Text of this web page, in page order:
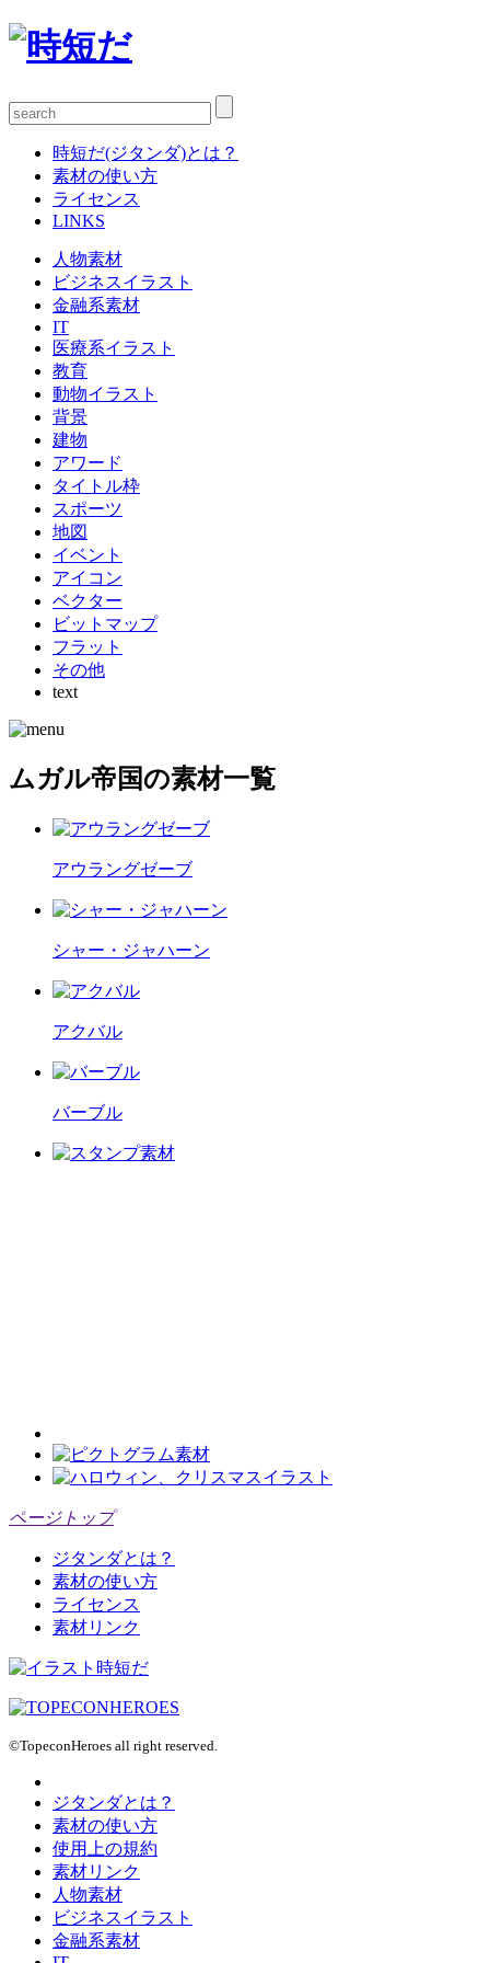
時短だ(ジタンダ)とは？
素材の使い方
ライセンス
LINKS
人物素材
ビジネスイラスト
金融系素材
IT
医療系イラスト
教育
動物イラスト
背景
建物
アワード
タイトル枠
スポーツ
地図
イベント
アイコン
ベクター
ビットマップ
フラット
その他
text
ムガル帝国の素材一覧
アウラングゼーブ
シャー・ジャハーン
アクバル
バーブル
ページトップ
ジタンダとは？
素材の使い方
ライセンス
素材リンク
©TopeconHeroes all right reserved.
ジタンダとは？
素材の使い方
使用上の規約
素材リンク
人物素材
ビジネスイラスト
金融系素材